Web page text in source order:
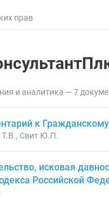
прав
и аналитика — 7
к
Т.В., Свит Ю.П.
исковая
Российской